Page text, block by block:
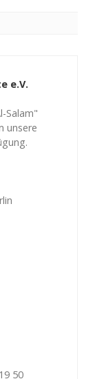
e.V.
Salam"
unsere
50